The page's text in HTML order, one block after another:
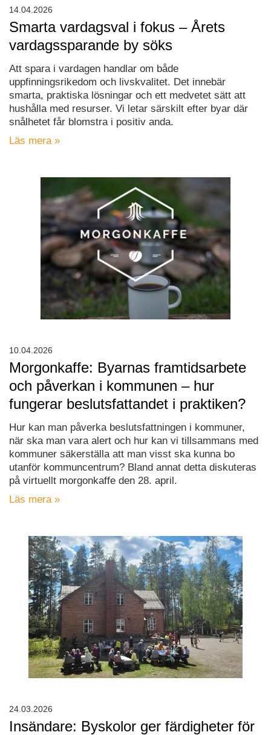
Smarta vardagsval i fokus – Årets
vardagssparande by söks
Att spara i vardagen handlar om både
uppfinningsrikedom och livskvalitet. Det innebär
smarta, praktiska lösningar och ett medvetet sätt att
hushålla med resurser. Vi letar särskilt efter byar där
snålhetet får blomstra i positiv anda.
Läs mera »
14.04.2026
Morgonkaffe: Byarnas framtidsarbete
och påverkan i kommunen – hur
fungerar beslutsfattandet i praktiken?
Hur kan man påverka beslutsfattningen i kommuner,
när ska man vara alert och hur kan vi tillsammans med
kommuner säkerställa att man visst ska kunna bo
utanför kommuncentrum? Bland annat detta diskuteras
på virtuellt morgonkaffe den 28. april.
Läs mera »
10.04.2026
Insändare: Byskolor ger färdigheter för
24.03.2026